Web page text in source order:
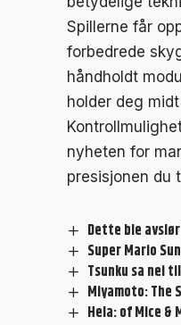
Spillerne får
forbedrede
håndholdt
holder deg
nyheten for
presisjonen du
Dette ble
Super Mario
Tsunku sa nei
Miyamoto: The
Hela: of Mice &